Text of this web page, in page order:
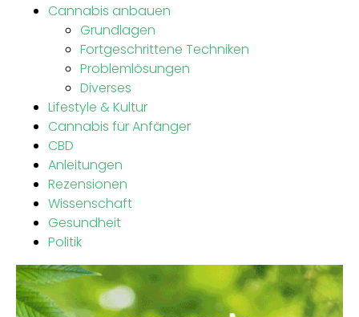
Cannabis anbauen
Grundlagen
Fortgeschrittene Techniken
Problemlösungen
Diverses
Lifestyle & Kultur
Cannabis für Anfänger
CBD
Anleitungen
Rezensionen
Wissenschaft
Gesundheit
Politik